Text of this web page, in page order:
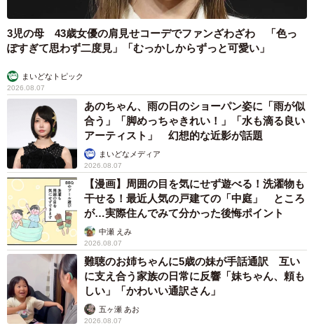
3児の母 43歳女優の肩見せコーデでファンざわざわ 「色っ
ぽすぎて思わず二度見」「むっかしからずっと可愛い」
まいどなトピック
2026.08.07
あのちゃん、雨の日のショーパン姿に「雨が似
合う」「脚めっちゃきれい！」「水も滴る良い
アーティスト」 幻想的な近影が話題
まいどなメディア
2026.08.07
【漫画】周囲の目を気にせず遊べる！洗濯物も
干せる！最近人気の戸建ての「中庭」 ところ
が…実際住んでみて分かった後悔ポイント
中瀬 えみ
2026.08.07
難聴のお姉ちゃんに5歳の妹が手話通訳 互い
に支え合う家族の日常に反響「妹ちゃん、頼も
しい」「かわいい通訳さん」
五ヶ瀬 あお
2026.08.07